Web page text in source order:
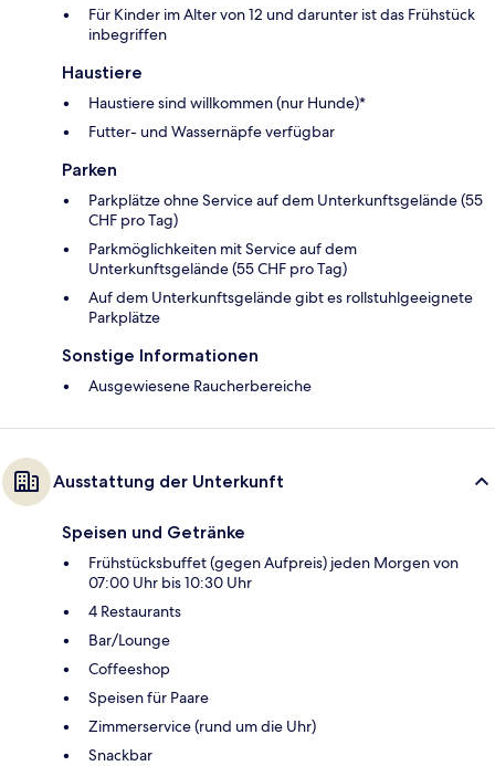
Für Kinder im Alter von 12 und darunter ist das Frühstück
inbegriffen
Haustiere
Haustiere sind willkommen (nur Hunde)*
Futter- und Wassernäpfe verfügbar
Parken
Parkplätze ohne Service auf dem Unterkunftsgelände (55
CHF pro Tag)
Parkmöglichkeiten mit Service auf dem
Unterkunftsgelände (55 CHF pro Tag)
Auf dem Unterkunftsgelände gibt es rollstuhlgeeignete
Parkplätze
Sonstige Informationen
Ausgewiesene Raucherbereiche
Ausstattung der Unterkunft
Speisen und Getränke
Frühstücksbuffet (gegen Aufpreis) jeden Morgen von
07:00 Uhr bis 10:30 Uhr
4 Restaurants
Bar/Lounge
Coffeeshop
Speisen für Paare
Zimmerservice (rund um die Uhr)
Snackbar